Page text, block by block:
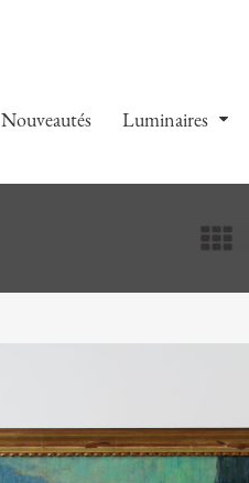
Nouveautés Luminaires